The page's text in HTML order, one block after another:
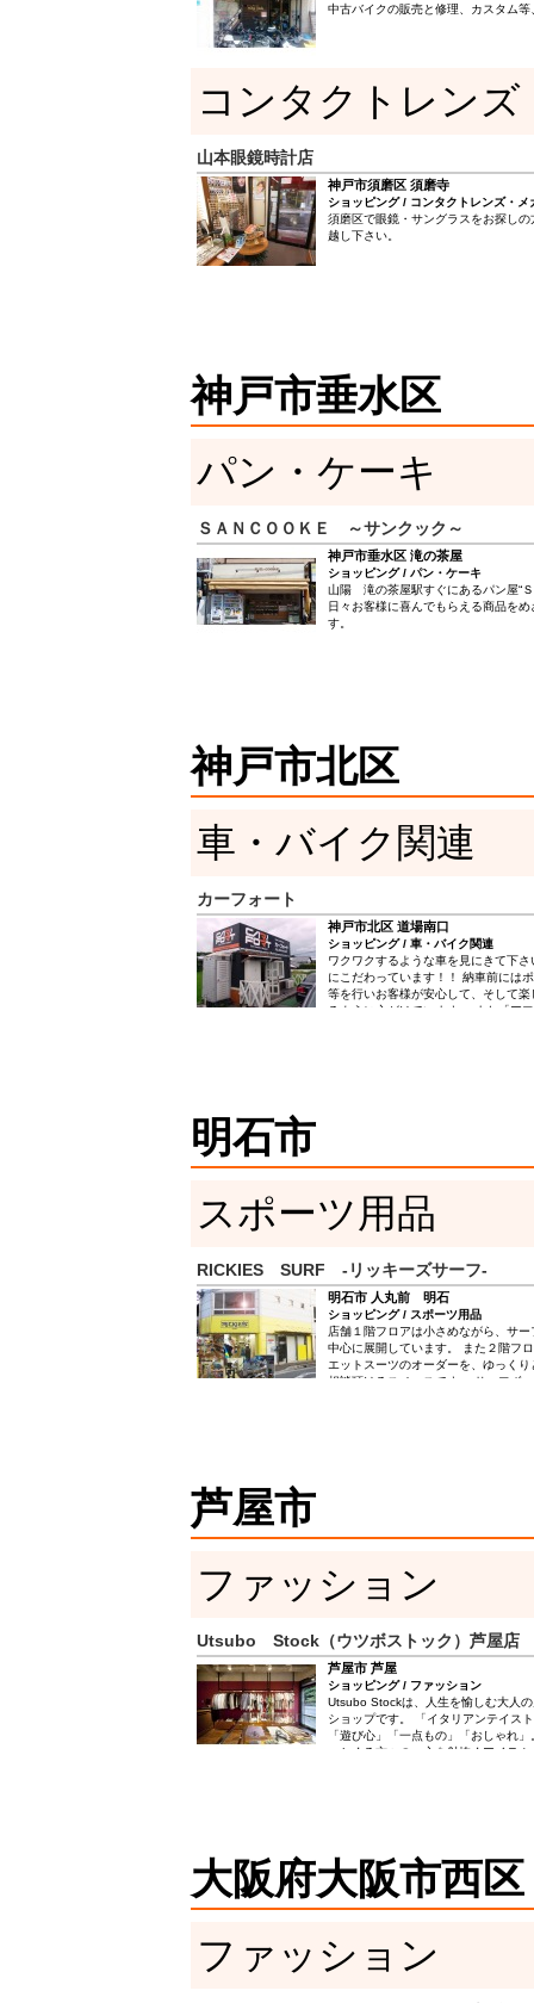
中古バイクの販売と修理、カスタム
コンタクトレンズ
山本眼鏡時計店
神戸市須磨区 須磨寺
ショッピング / コンタクトレンズ・メ
須磨区で眼鏡・サングラスをお探し
越し下さい。
神戸市垂水区
パン・ケーキ
ＳＡＮＣＯＯＫＥ ～サンクック～
神戸市垂水区 滝の茶屋
ショッピング / パン・ケーキ
山陽 滝の茶屋駅すぐにあるパン屋“
日々お客様に喜んでもらえる商品を
す。
神戸市北区
車・バイク関連
カーフォート
神戸市北区 道場南口
ショッピング / 車・バイク関連
ワクワクするような車を見にきて下
にこだわっています！！ 納車前には
等を行いお客様が安心して、そして
るように心がけています。 また「ア
明石市
スポーツ用品
RICKIES SURF -リッキーズサーフ-
明石市 人丸前 明石
ショッピング / スポーツ用品
店舗１階フロアは小さめながら、サ
中心に展開しています。 また２階フ
エットスーツのオーダーを、ゆっく
相談頂けるスペースです。 サーフボ
リッキーズサーフへ是非ご来店下さ
りお待ちしています。
芦屋市
ファッション
Utsubo Stock（ウツボストック）芦屋店
芦屋市 芦屋
ショッピング / ファッション
Utsubo Stockは、人生を愉しむ大人
ショップです。 「イタリアンテイス
「遊び心」「一点もの」「おしゃれ
ッとくる方々の、心を射抜くアイテ
ただければ嬉しいです。 新たな洋服
ィネートのご相談など、お客様の感
いと考えています。 お気に入りの洋
大阪府大阪市西区
ファッション